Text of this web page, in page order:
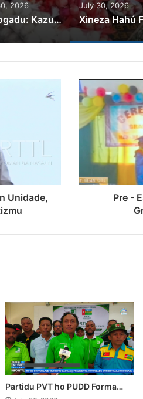
2026
Advogadu: Kazu Scamming Iha Metiaut Polísia Halo Detensaun Ilegál
July 30, 2026
Unidade,
Pre -
Partidu PVT ho PUDD Forma…